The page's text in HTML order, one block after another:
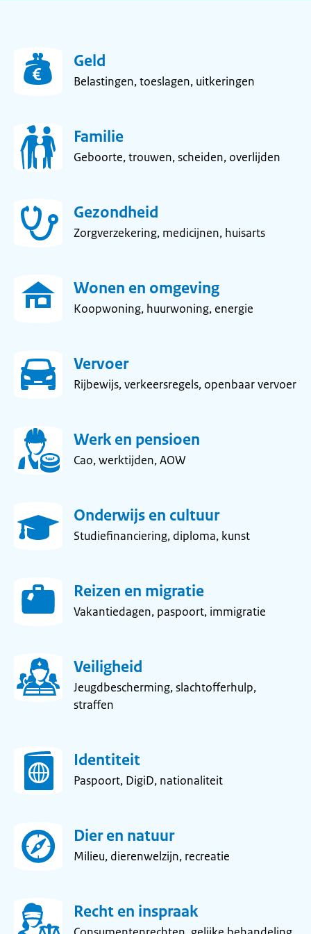
Wegwijzer
Overheid
Wegwijzer
naar
informatie
diensten
van
overheden
Geld
Belastingen, toeslagen, uitkeringen
Familie
Geboorte, trouwen, scheiden, overlijden
Gezondheid
Zorgverzekering, medicijnen, huisarts
Wonen en omgeving
Koopwoning, huurwoning, energie
Vervoer
Rijbewijs, verkeersregels, openbaar vervoer
Werk en pensioen
Cao, werktijden, AOW
Onderwijs en cultuur
Studiefinanciering, diploma, kunst
Reizen en migratie
Vakantiedagen, paspoort, immigratie
Veiligheid
Jeugdbescherming, slachtofferhulp,
straffen
Identiteit
Paspoort, DigiD, nationaliteit
Dier en natuur
Milieu, dierenwelzijn, recreatie
Recht en inspraak